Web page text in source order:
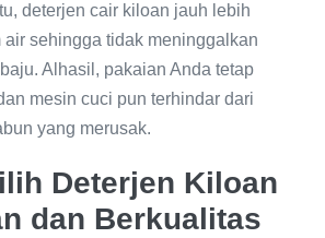
deterjen cair kiloan jauh lebih
air sehingga tidak meninggalkan
Alhasil, pakaian Anda tetap
mesin cuci pun terhindar dari
yang merusak.
Deterjen Kiloan
dan Berkualitas